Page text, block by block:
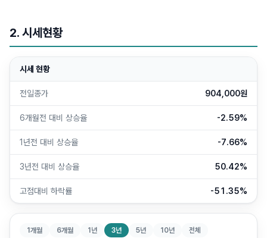
2. 시세현황
시세 현황
전일종가 904,000원
6개월전 대비 상승율 -2.59%
1년전 대비 상승율 -7.66%
3년전 대비 상승율 50.42%
고점대비 하락률 -51.35%
1개월 6개월 1년 3년 5년 10년 전체